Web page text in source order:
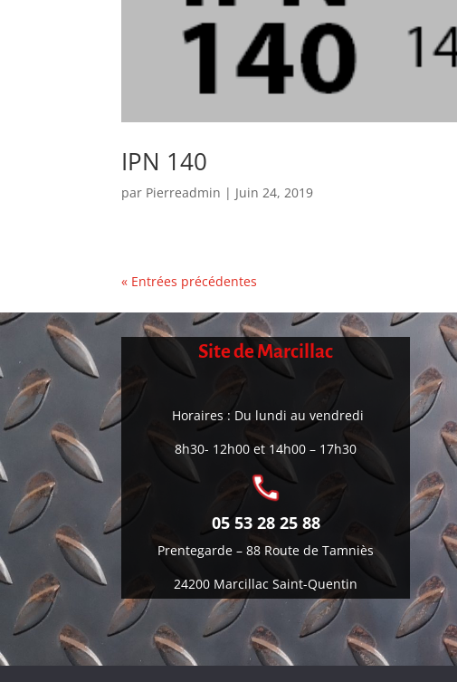
IPN 140
par Pierreadmin | Juin 24, 2019
« Entrées précédentes
Site de Marcillac
Horaires : Du lundi au vendredi
8h30- 12h00 et 14h00 – 17h30
05 53 28 25 88
Prentegarde –88 Route de Tamniès
24200 Marcillac Saint-Quentin